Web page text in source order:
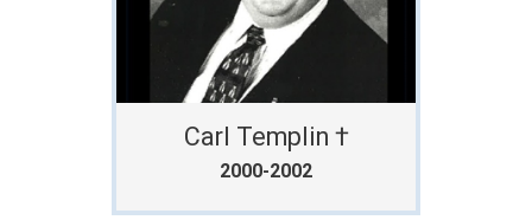
Carl Templin †
2000-2002